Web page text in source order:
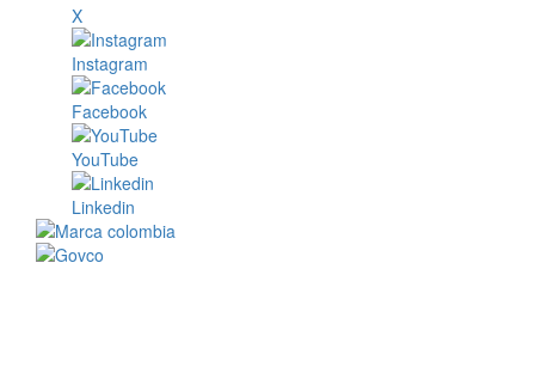
X
Instagram
Facebook
YouTube
Linkedin